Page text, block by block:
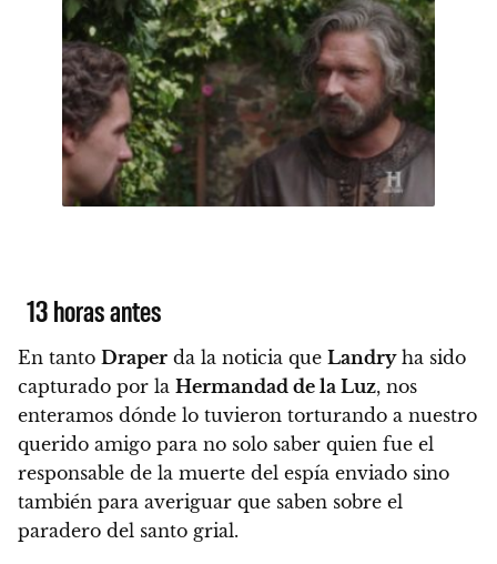
13 horas antes
En tanto Draper da la noticia que Landryha sido
capturado por la Hermandad de la Luz, nos
enteramos dónde lo tuvieron torturando a nuestro
querido amigo para no solo saber quien fue el
responsable de la muerte del espía enviado sino
también para averiguar que saben sobre el
paradero del santo grial.